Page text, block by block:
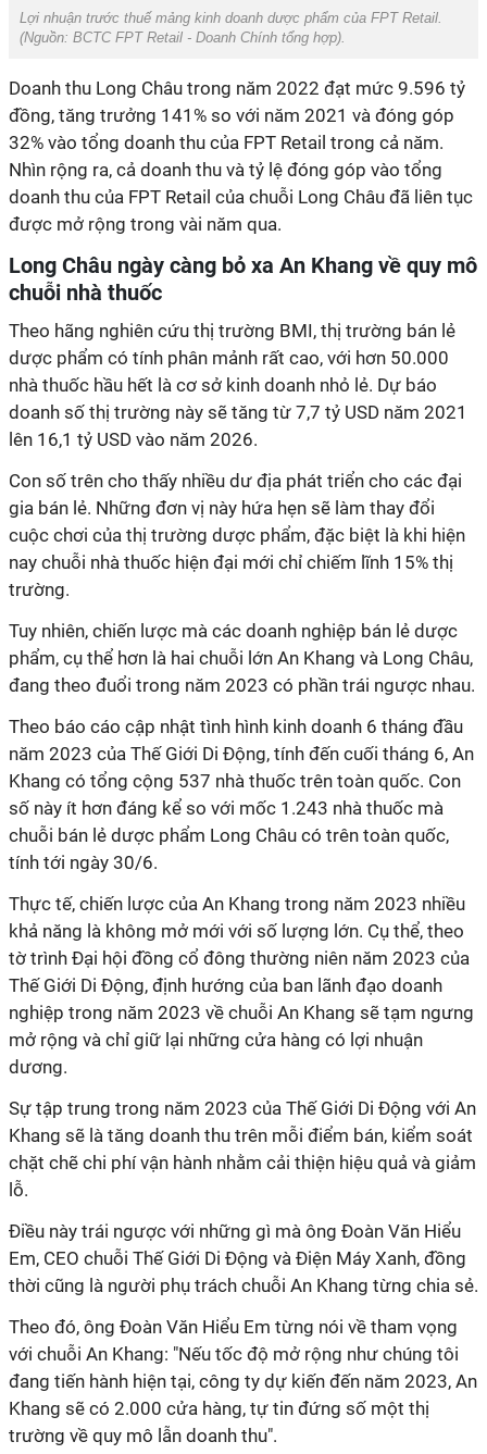
Lợi nhuận trước thuế mảng kinh doanh dược phẩm của FPT Retail.
(Nguồn: BCTC FPT Retail - Doanh Chính tổng hợp).
Doanh thu Long Châu trong năm 2022 đạt mức 9.596 tỷ
đồng, tăng trưởng 141% so với năm 2021 và đóng góp
32% vào tổng doanh thu của FPT Retail trong cả năm.
Nhìn rộng ra, cả doanh thu và tỷ lệ đóng góp vào tổng
doanh thu của FPT Retail của chuỗi Long Châu đã liên tục
được mở rộng trong vài năm qua.
Long Châu ngày càng bỏ xa An Khang về quy mô
chuỗi nhà thuốc
Theo hãng nghiên cứu thị trường BMI, thị trường bán lẻ
dược phẩm có tính phân mảnh rất cao, với hơn 50.000
nhà thuốc hầu hết là cơ sở kinh doanh nhỏ lẻ. Dự báo
doanh số thị trường này sẽ tăng từ 7,7 tỷ USD năm 2021
lên 16,1 tỷ USD vào năm 2026.
Con số trên cho thấy nhiều dư địa phát triển cho các đại
gia bán lẻ. Những đơn vị này hứa hẹn sẽ làm thay đổi
cuộc chơi của thị trường dược phẩm, đặc biệt là khi hiện
nay chuỗi nhà thuốc hiện đại mới chỉ chiếm lĩnh 15% thị
trường.
Tuy nhiên, chiến lược mà các doanh nghiệp bán lẻ dược
phẩm, cụ thể hơn là hai chuỗi lớn An Khang và Long Châu,
đang theo đuổi trong năm 2023 có phần trái ngược nhau.
Theo báo cáo cập nhật tình hình kinh doanh 6 tháng đầu
năm 2023 của Thế Giới Di Động, tính đến cuối tháng 6, An
Khang có tổng cộng 537 nhà thuốc trên toàn quốc. Con
số này ít hơn đáng kể so với mốc 1.243 nhà thuốc mà
chuỗi bán lẻ dược phẩm Long Châu có trên toàn quốc,
tính tới ngày 30/6.
Thực tế, chiến lược của An Khang trong năm 2023 nhiều
khả năng là không mở mới với số lượng lớn. Cụ thể, theo
tờ trình Đại hội đồng cổ đông thường niên năm 2023 của
Thế Giới Di Động, định hướng của ban lãnh đạo doanh
nghiệp trong năm 2023 về chuỗi An Khang sẽ tạm ngưng
mở rộng và chỉ giữ lại những cửa hàng có lợi nhuận
dương.
Sự tập trung trong năm 2023 của Thế Giới Di Động với An
Khang sẽ là tăng doanh thu trên mỗi điểm bán, kiểm soát
chặt chẽ chi phí vận hành nhằm cải thiện hiệu quả và giảm
lỗ.
Điều này trái ngược với những gì mà ông Đoàn Văn Hiểu
Em, CEO chuỗi Thế Giới Di Động và Điện Máy Xanh, đồng
thời cũng là người phụ trách chuỗi An Khang từng chia sẻ.
Theo đó, ông Đoàn Văn Hiểu Em từng nói về tham vọng
với chuỗi An Khang: "Nếu tốc độ mở rộng như chúng tôi
đang tiến hành hiện tại, công ty dự kiến đến năm 2023, An
Khang sẽ có 2.000 cửa hàng, tự tin đứng số một thị
trường về quy mô lẫn doanh thu".